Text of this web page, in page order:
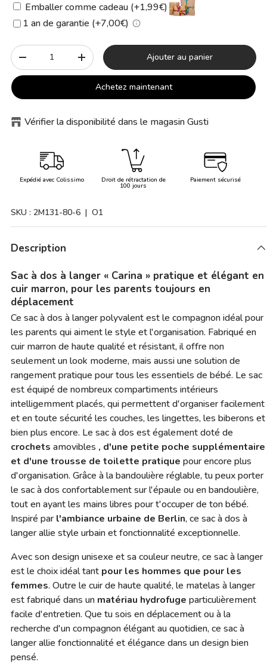
Emballer comme cadeau (+1,99€)
1 an de garantie (+7,00€)
Qté
-
+ Ajouter au panier
Achetez maintenant
Vérifier la disponibilité dans le magasin Gusti
Expédié avec Colissimo Droit de rétractation de
100 jours
Paiement sécurisé
SKU : 2M131-80-6 | O1
Description
Sac à dos à langer « Carina » pratique et élégant en
cuir marron, pour les parents toujours en
déplacement
Ce sac à dos à langer polyvalent est le compagnon idéal pour
les parents qui aiment le style et l'organisation. Fabriqué en
cuir marron de haute qualité et résistant, il offre non
seulement un look moderne, mais aussi une solution de
rangement pratique pour tous les essentiels de bébé. Le sac
est équipé de nombreux compartiments intérieurs
intelligemment placés, qui permettent d'organiser facilement
et en toute sécurité les couches, les lingettes, les biberons et
bien plus encore. Le sac à dos est également doté de
crochets amovibles , d'une petite poche supplémentaire
et d'une trousse de toilette pratique pour encore plus
d'organisation. Grâce à la bandoulière réglable, tu peux porter
le sac à dos confortablement sur l'épaule ou en bandoulière,
tout en ayant les mains libres pour t'occuper de ton bébé.
Inspiré parl'ambiance urbaine de Berlin, ce sac à dos à
langer allie style urbain et fonctionnalité exceptionnelle.
Avec son design unisexe et sa couleur neutre, ce sac à langer
est le choix idéal tant pour les hommes que pour les
femmes. Outre le cuir de haute qualité, le matelas à langer
est fabriqué dans un matériau hydrofuge particulièrement
facile d'entretien. Que tu sois en déplacement ou à la
recherche d'un compagnon élégant au quotidien, ce sac à
langer allie fonctionnalité et élégance dans un design bien
pensé.